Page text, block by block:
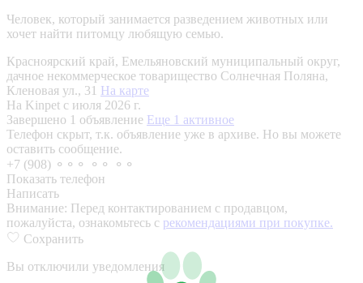
Человек, который занимается разведением животных или
хочет найти питомцу любящую семью.
Красноярский край, Емельяновский муниципальный округ,
дачное некоммерческое товарищество Солнечная Поляна,
Кленовая ул., 31 На карте
На Kinpet c июля 2026 г.
Завершено 1 объявление Еще 1 активное
Телефон скрыт, т.к. объявление уже в архиве. Но вы можете
оставить сообщение.
+7 (908) ⚬⚬⚬ ⚬⚬ ⚬⚬
Показать телефон
Написать
Внимание: Перед контактированием с продавцом,
пожалуйста, ознакомьтесь с рекомендациями при покупке.
Сохранить
Вы отключили уведомления